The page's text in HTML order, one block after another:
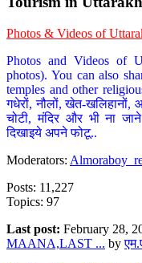
Photos & Videos of
Photos and Videos of
photos). You can also
temples and other
गधेरों, नौलों, खेत-खलिहानों,
चोटी, मंदिर और भी ना
दिखाइये अपने फोटू..
Moderators:
Posts: 11,227
Topics: 97
Last post: February 28,
MAANA,LAST ... by